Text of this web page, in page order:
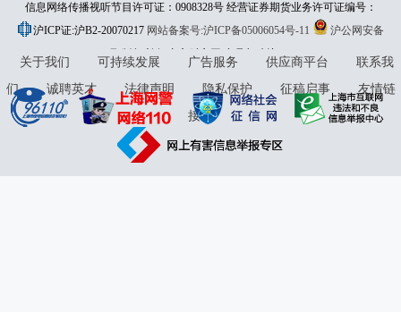
信息网络传播视听节目许可证：0908328号 经营证券期货业务许可证编号：
913101046312860336 违法和不良信息举报:021-61278686 举报邮箱：
jubao@eastmoney.com
沪ICP证:沪B2-20070217 网站备案号:沪ICP备05006054号-11
沪公网安备
31010402000120号版权所有:东方财富网意见与建议:4000300059/952500
关于我们 可持续发展 广告服务 供应商平台
联系我
们
诚聘英才 法律声明 隐私保护 征稿启事
友情链
接